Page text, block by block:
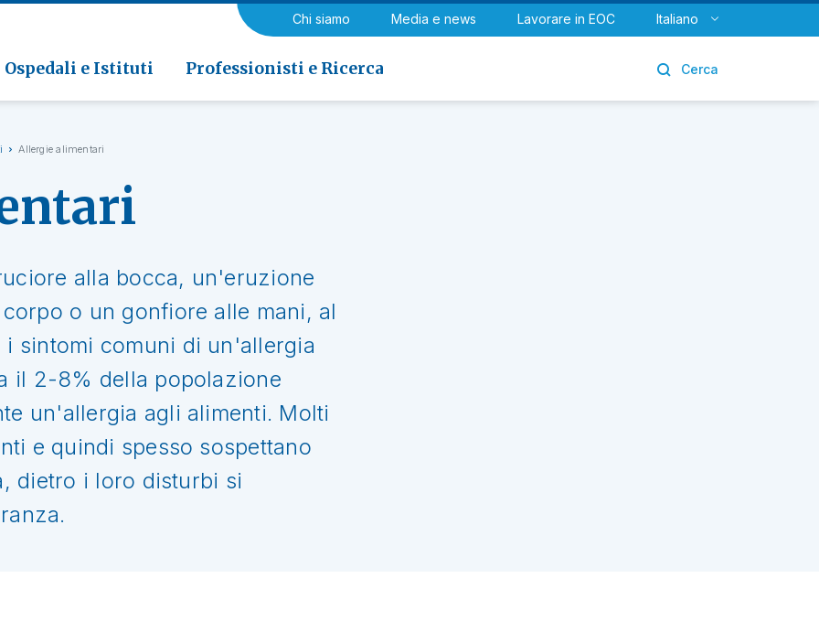
Chi siamo Media e news Lavorare in EOC Italiano
Ospedali e Istituti Professionisti e Ricerca Cerca
Medicina riabilitativa
Neurologia e Neurochirurgia Urologia
Riabilitazione EOC, Novaggio
Allergie alimentari
alla bocca, un'eruzione
o un gonfiore alle mani, al
sintomi comuni di un'allergia
il 2-8% della popolazione
un'allergia agli alimenti. Molti
e quindi spesso sospettano
dietro i loro disturbi si